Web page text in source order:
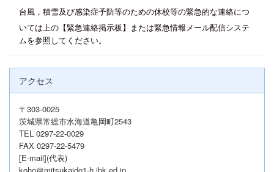
台風，積雪及び感染症予防等のための休校等の緊急的な連絡につ
いては上の【緊急連絡掲示板】または緊急情報メール配信システ
ムを参照してください。
アクセス
〒303-0025
茨城県常総市水海道亀岡町2543
TEL 0297-22-0029
FAX 0297-22-5479
[E-mail](代表)